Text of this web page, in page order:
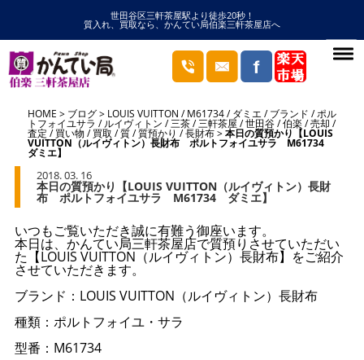
世田谷区三軒茶屋駅より徒歩20秒！
質入れ、買取なら、かんてい局伯楽三軒茶屋店へ
HOME ブログ LOUIS VUITTON /M61734/ダミエ/ブランド /ポル
トフォイユサラ /ルイヴィトン /三茶/三軒茶屋 /世田谷/伯楽/売却 /
査定 /買い物 /買取 /質/質預かり /長財布 本日の質預かり【LOUIS
VUITTON（ルイヴィトン）長財布 ポルトフォイユサラ M61734
ダミエ】
2018. 03. 16
本日の質預かり【LOUIS VUITTON（ルイヴィトン）長財
布 ポルトフォイユサラ M61734 ダミエ】
いつもご覧いただき誠に有難う御座います。
本日は、かんてい局三軒茶屋店で質預りさせていただい
た【LOUIS VUITTON（ルイヴィトン）長財布】をご紹介
させていただきます。
ブランド：LOUIS VUITTON（ルイヴィトン）長財布
種類：ポルトフォイユ・サラ
型番：M61734